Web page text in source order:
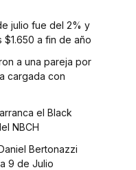
julio fue del 2% y
a fin de año
a una pareja por
cargada con
el Black
NBCH
Bertonazzi
9 de Julio